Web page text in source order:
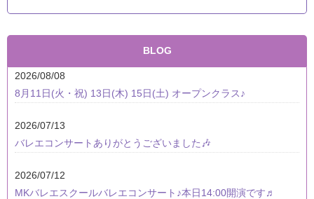
BLOG
2026/08/08
8月11日(火・祝) 13日(木) 15日(土) オープンクラス♪
2026/07/13
バレエコンサートありがとうございました🎶
2026/07/12
MKバレエスクールバレエコンサート♪本日14:00開演です♬